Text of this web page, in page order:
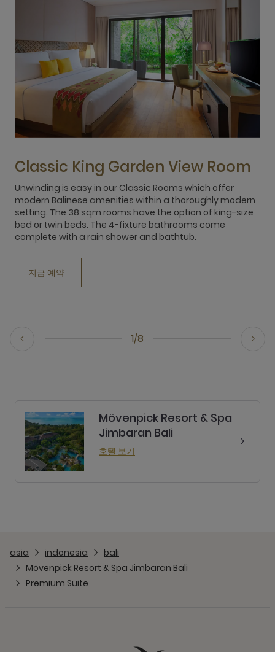
1/8
Classic King Garden View Room
Unwinding is easy in our Classic Rooms which offer
modern Balinese amenities within a thoroughly modern
setting. The 38 sqm rooms have the option of king-size
bed or twin beds. The 4-fixture bathrooms come
complete with a rain shower and bathtub.
지금 예약
Mövenpick Resort & Spa
Jimbaran Bali
호텔 보기
asia indonesia
bali
Mövenpick Resort & Spa Jimbaran Bali
Premium Suite